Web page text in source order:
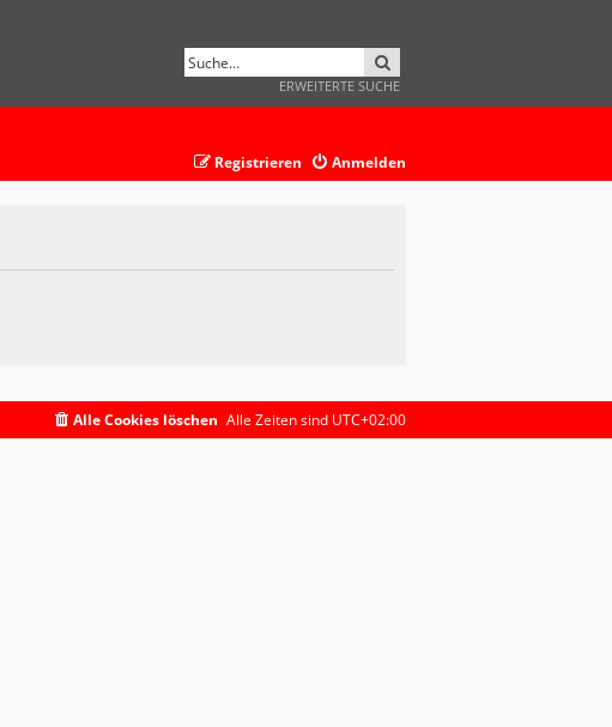
ERWEITERTE SUCHE
Anmelden
Registrieren
Alle Zeiten sind UTC+02:00
Alle Cookies löschen